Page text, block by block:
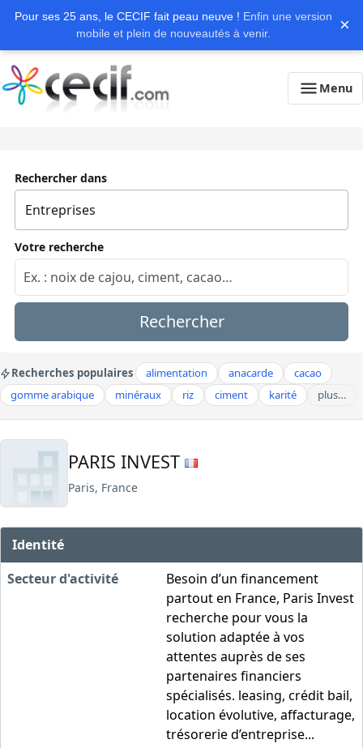
Pour ses 25 ans, le CECIF fait peau neuve ! Enfin une version
mobile et plein de nouveautés à venir.
×
Menu
Rechercher dans
Votre recherche
Rechercher
Recherches populaires alimentation anacarde
cacao
gomme arabique
minéraux riz ciment karité plus…
PARIS INVEST
Paris, France
Identité
Secteur d'activité
Besoin d’un financement
partout en France, Paris Invest
recherche pour vous la
solution adaptée à vos
attentes auprès de ses
partenaires financiers
spécialisés. leasing, crédit bail,
location évolutive, affacturage,
trésorerie d’entreprise...